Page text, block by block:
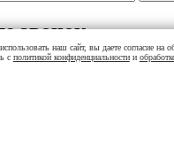
звонок
перезвонит вам в
наш сайт, вы даете согласие на
с политикой конфиденциальностии